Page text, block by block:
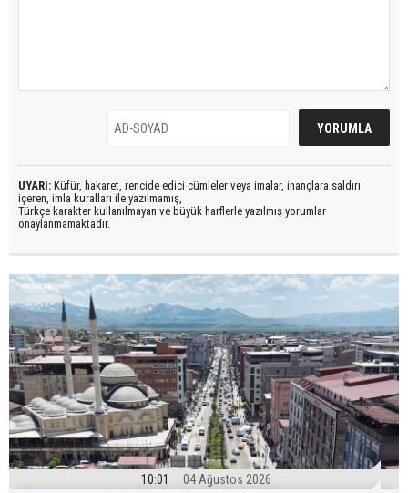
UYARI: Küfür, hakaret, rencide edici cümleler veya imalar, inançlara saldırı
içeren, imla kuralları ile yazılmamış,
Türkçe karakter kullanılmayan ve büyük harflerle yazılmış yorumlar
onaylanmamaktadır.
10:01 04 Ağustos 2026